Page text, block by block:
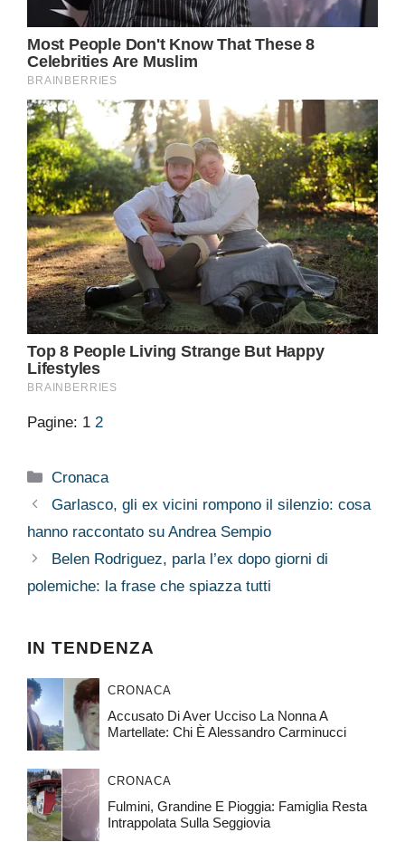
Pagine: 1 2
Categorie
Cronaca
Garlasco, gli ex vicini rompono il silenzio: cosa
hanno raccontato su Andrea Sempio
Belen Rodriguez, parla l’ex dopo giorni di
polemiche: la frase che spiazza tutti
IN TENDENZA
CRONACA
Accusato Di Aver Ucciso La Nonna A
Martellate: Chi È Alessandro Carminucci
CRONACA
Fulmini, Grandine E Pioggia: Famiglia Resta
Intrappolata Sulla Seggiovia